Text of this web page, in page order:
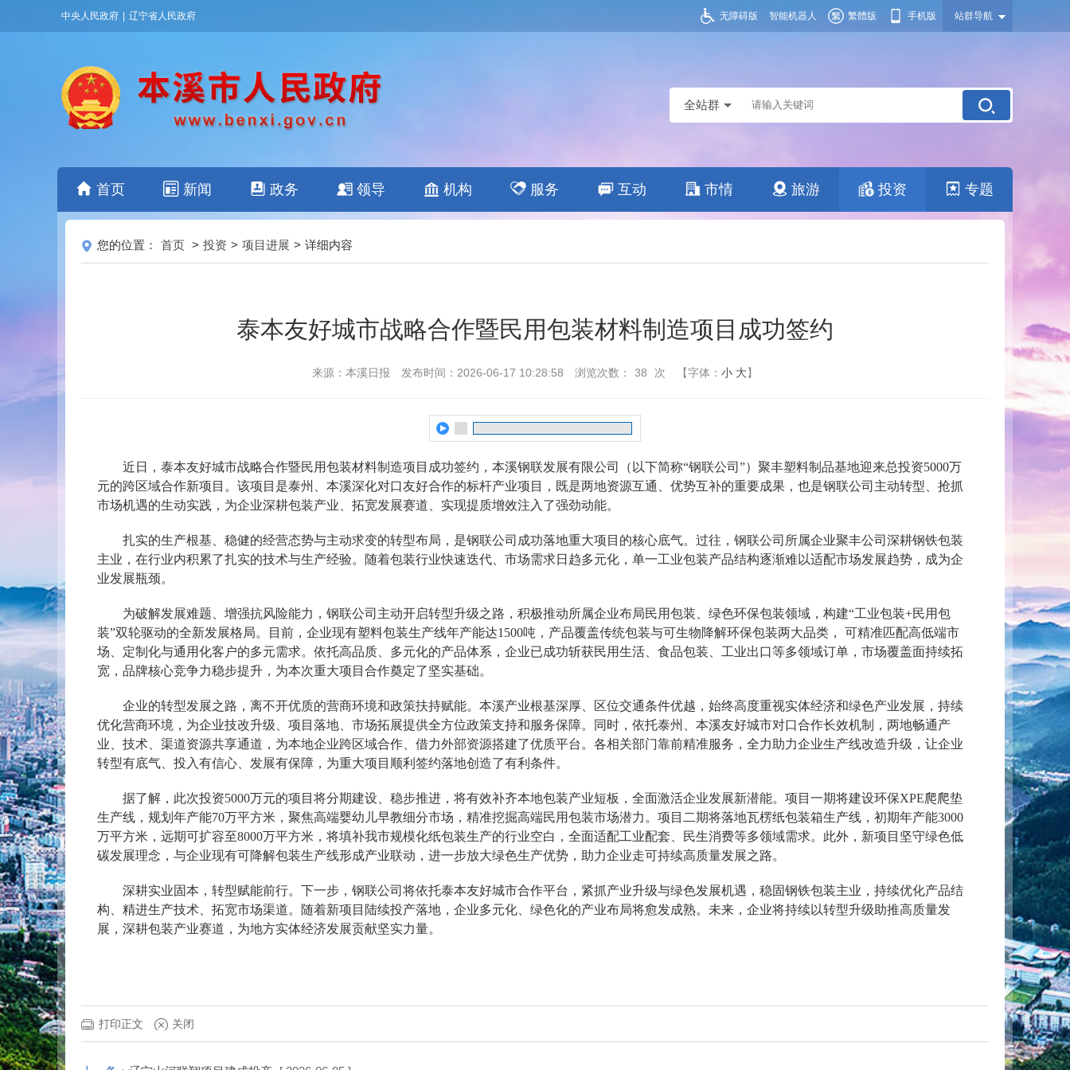
中央人民政府 辽宁省人民政府 站群导航
无障碍版 智能机器人 繁體版 手机版
首页 新闻 政务 领导 机构 服务 互动 市情 旅游 投资 专题
全站群
您的位置： 首页 > 投资 > 项目进展 > 详细内容
泰本友好城市战略合作暨民用包装材料制造项目成功签约
来源：本溪日报 发布时间：2026-06-17 10:28:58 浏览次数： 38 次 【字体： 小 大】
近日，泰本友好城市战略合作暨民用包装材料制造项目成功签约，本溪钢联发展有限公司（以下简称“钢联公司”）聚丰塑料制品基地迎来总投资5000万
元的跨区域合作新项目。该项目是泰州、本溪深化对口友好合作的标杆产业项目，既是两地资源互通、优势互补的重要成果，也是钢联公司主动转型、抢抓
市场机遇的生动实践，为企业深耕包装产业、拓宽发展赛道、实现提质增效注入了强劲动能。
扎实的生产根基、稳健的经营态势与主动求变的转型布局，是钢联公司成功落地重大项目的核心底气。过往，钢联公司所属企业聚丰公司深耕钢铁包装
主业，在行业内积累了扎实的技术与生产经验。随着包装行业快速迭代、市场需求日趋多元化，单一工业包装产品结构逐渐难以适配市场发展趋势，成为企
业发展瓶颈。
为破解发展难题、增强抗风险能力，钢联公司主动开启转型升级之路，积极推动所属企业布局民用包装、绿色环保包装领域，构建“工业包装+民用包
装”双轮驱动的全新发展格局。目前，企业现有塑料包装生产线年产能达1500吨，产品覆盖传统包装与可生物降解环保包装两大品类， 可精准匹配高低端市
场、定制化与通用化客户的多元需求。依托高品质、多元化的产品体系，企业已成功斩获民用生活、食品包装、工业出口等多领域订单，市场覆盖面持续拓
宽，品牌核心竞争力稳步提升，为本次重大项目合作奠定了坚实基础。
企业的转型发展之路，离不开优质的营商环境和政策扶持赋能。本溪产业根基深厚、区位交通条件优越，始终高度重视实体经济和绿色产业发展，持续
优化营商环境，为企业技改升级、项目落地、市场拓展提供全方位政策支持和服务保障。同时，依托泰州、本溪友好城市对口合作长效机制，两地畅通产
业、技术、渠道资源共享通道，为本地企业跨区域合作、借力外部资源搭建了优质平台。各相关部门靠前精准服务，全力助力企业生产线改造升级，让企业
转型有底气、投入有信心、发展有保障，为重大项目顺利签约落地创造了有利条件。
据了解，此次投资5000万元的项目将分期建设、稳步推进，将有效补齐本地包装产业短板，全面激活企业发展新潜能。项目一期将建设环保XPE爬爬垫
生产线，规划年产能70万平方米，聚焦高端婴幼儿早教细分市场，精准挖掘高端民用包装市场潜力。项目二期将落地瓦楞纸包装箱生产线，初期年产能3000
万平方米，远期可扩容至8000万平方米，将填补我市规模化纸包装生产的行业空白，全面适配工业配套、民生消费等多领域需求。此外，新项目坚守绿色低
碳发展理念，与企业现有可降解包装生产线形成产业联动，进一步放大绿色生产优势，助力企业走可持续高质量发展之路。
深耕实业固本，转型赋能前行。下一步，钢联公司将依托泰本友好城市合作平台，紧抓产业升级与绿色发展机遇，稳固钢铁包装主业，持续优化产品结
构、精进生产技术、拓宽市场渠道。随着新项目陆续投产落地，企业多元化、绿色化的产业布局将愈发成熟。未来，企业将持续以转型升级助推高质量发
展，深耕包装产业赛道，为地方实体经济发展贡献坚实力量。
打印正文 关闭